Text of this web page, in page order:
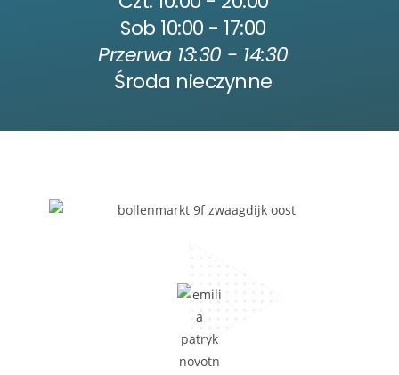
Sob 10:00 - 17:00
Przerwa 13:30 - 14:30
Środa nieczynne